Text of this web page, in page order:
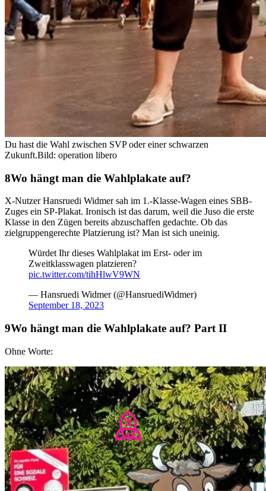
Du hast die Wahl zwischen SVP oder einer schwarzen
Zukunft.Bild: operation libero
Wo hängt man die Wahlplakate auf?
X-Nutzer Hansruedi Widmer sah im 1.-Klasse-Wagen eines SBB-
Zuges ein SP-Plakat. Ironisch ist das darum, weil die Juso die erste
Klasse in den Zügen bereits abzuschaffen gedachte. Ob das
zielgruppengerechte Platzierung ist? Man ist sich uneinig.
Würdet Ihr dieses Wahlplakat im Erst- oder im
Zweitklasswagen platzieren?
pic.twitter.com/tihHlwV9WN
— Hansruedi Widmer (@HansruediWidmer)
September 18, 2023
Wo hängt man die Wahlplakate auf? Part II
Ohne Worte: